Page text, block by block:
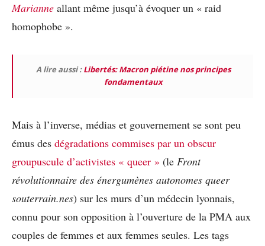
Marianne allant même jusqu’à évoquer un « raid
homophobe ».
A lire aussi :Libertés: Macron piétine nos principes
fondamentaux
Mais à l’inverse, médias et gouvernement se sont peu
émus des dégradations commises par un obscur
groupuscule d’activistes « queer » (le Front
révolutionnaire des énergumènes autonomes queer
souterrain.nes) sur les murs d’un médecin lyonnais,
connu pour son opposition à l’ouverture de la PMA aux
couples de femmes et aux femmes seules. Les tags